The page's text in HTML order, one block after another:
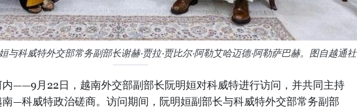
与科威特外交部常务副部长谢赫·贾拉·贾比尔·阿勒艾哈迈德·阿勒萨巴赫。图自越通社
内——9月22日，越南外交部副部长阮明姮对科威特进行访问，并共同主持
—科威特政治磋商。访问期间，阮明姮副部长与科威特外交部常务副部